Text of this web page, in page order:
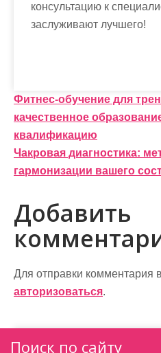
консультацию к
заслуживают лучшего!
Н
а
в
и
г
а
ц
и
я
п
Фитнес-обучение для
качественное
квалификацию
Чакровая диагностика:
гармонизации вашего
Добавить
Для отправки комментария
авторизоваться.
Поиск по сайту